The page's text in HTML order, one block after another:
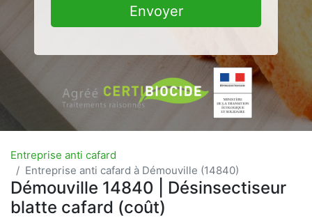
Envoyer
Entreprise anti cafard
Entreprise anti cafard à Démouville (14840)
Démouville 14840 | Désinsectiseur
blatte cafard (coût)